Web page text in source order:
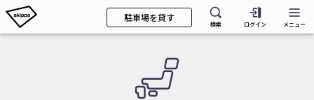
駐車場を貸す
検索 ログイン メニュー